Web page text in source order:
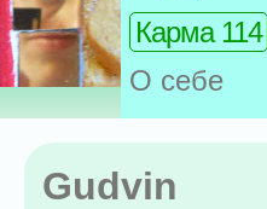
Карма 114
О себе
Gudvin